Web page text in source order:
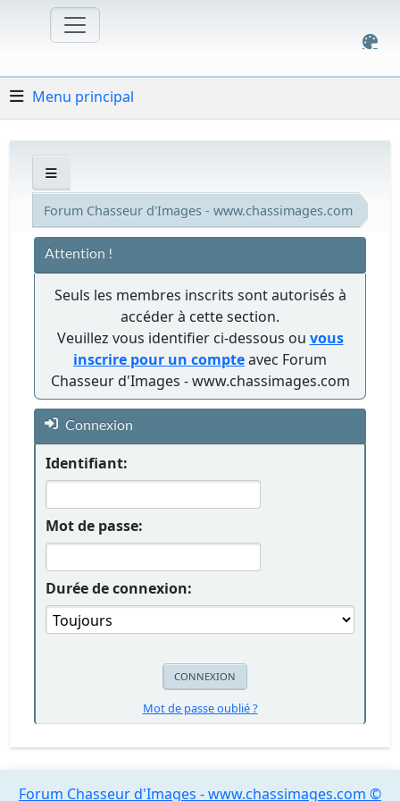
Menu principal
Forum Chasseur d'Images - www.chassimages.com
Attention !
Seuls les membres inscrits sont autorisés à
accéder à cette section.
Veuillez vous identifier ci-dessous ou vous
inscrire pour un compteavec Forum
Chasseur d'Images - www.chassimages.com
Connexion
Identifiant:
Mot de passe:
Durée de connexion:
Mot de passe oublié ?
Forum Chasseur d'Images - www.chassimages.com ©